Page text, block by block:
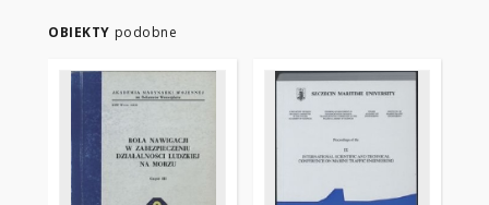
OBIEKTY podobne